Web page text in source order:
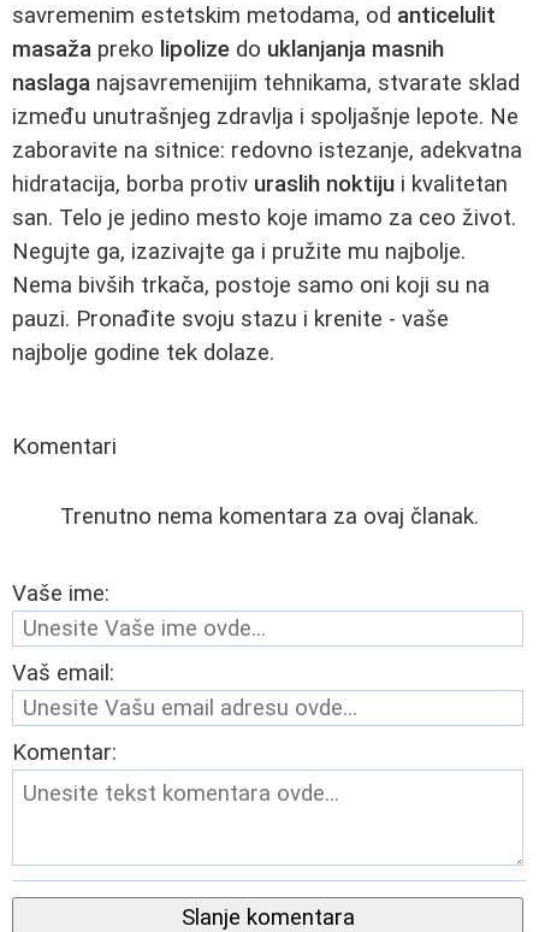
savremenim estetskim metodama, od anticelulit
masaža preko lipolize do uklanjanja masnih
naslaga najsavremenijim tehnikama, stvarate sklad
između unutrašnjeg zdravlja i spoljašnje lepote. Ne
zaboravite na sitnice: redovno istezanje, adekvatna
hidratacija, borba protiv uraslih noktiju i kvalitetan
san. Telo je jedino mesto koje imamo za ceo život.
Negujte ga, izazivajte ga i pružite mu najbolje.
Nema bivših trkača, postoje samo oni koji su na
pauzi. Pronađite svoju stazu i krenite - vaše
najbolje godine tek dolaze.
Komentari
Trenutno nema komentara za ovaj članak.
Vaše ime:
Vaš email:
Komentar:
Slanje komentara